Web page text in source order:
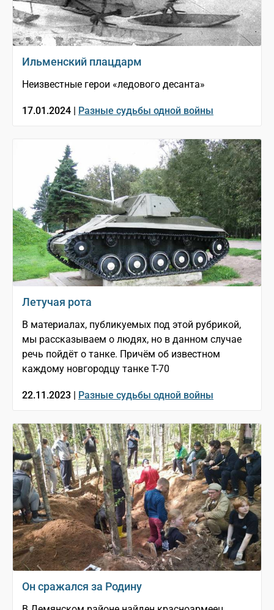
Ильменский плацдарм
Неизвестные герои «ледового десанта»
17.01.2024 | Разные судьбы одной войны
Летучая рота
В материалах, публикуемых под этой рубрикой,
мы рассказываем о людях, но в данном случае
речь пойдёт о танке. Причём об известном
каждому новгородцу танке Т-70
22.11.2023 | Разные судьбы одной войны
Он сражался за Родину